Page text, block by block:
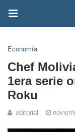
Economía
Chef
1era serie
Roku
editorial